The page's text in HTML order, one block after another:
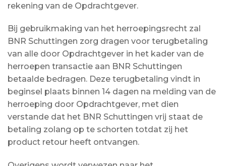
rekening van de Opdrachtgever.
Bij gebruikmaking van het herroepingsrecht zal
BNR Schuttingen zorg dragen voor terugbetaling
van alle door Opdrachtgever in het kader van de
herroepen transactie aan BNR Schuttingen
betaalde bedragen. Deze terugbetaling vindt in
beginsel plaats binnen 14 dagen na melding van de
herroeping door Opdrachtgever, met dien
verstande dat het BNR Schuttingen vrij staat de
betaling zolang op te schorten totdat zij het
product retour heeft ontvangen.